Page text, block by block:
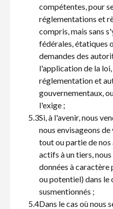
compétentes, pour
réglementations et
compris, mais sans
fédérales, étatiques
demandes des
l'application de la
réglementation et
gouvernementaux,
l'exige ;
5.3Si, à l'avenir, nous
nous envisageons
tout ou partie de
actifs à un tiers,
données à caractère
ou potentiel) dans le
susmentionnés ;
5.4Dans le cas où nous